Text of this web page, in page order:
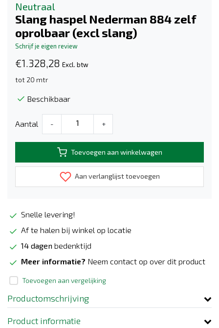
Neutraal
Slang haspel Nederman 884 zelf
oprolbaar (excl slang)
Schrijf je eigen review
€1.328,28 Excl. btw
tot 20 mtr
Beschikbaar
Aantal - +
Toevoegen aan winkelwagen
Aan verlanglijst toevoegen
Snelle levering!
Af te halen bij winkel op locatie
14 dagen bedenktijd
Meer informatie? Neem contact op over dit product
Toevoegen aan vergelijking
Productomschrijving
Product informatie